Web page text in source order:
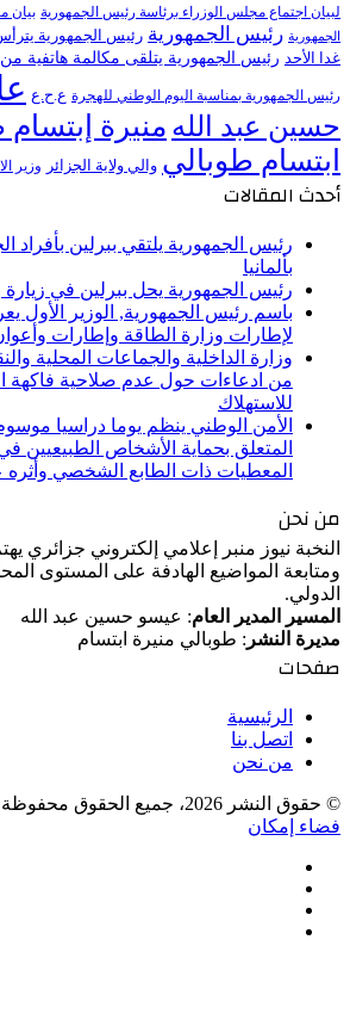
لبيان اجتماع مجلس الوزراء برئاسة رئيس الجمهورية بيان
الجمهورية رئيس الجمهورية رئيس الجمهورية
غدا الأحد رئيس الجمهورية يتلقى مكالمة هاتفية
رئيس الجمهورية بمناسبة اليوم الوطني للهجرة ع.ح.ع
حسين عبد الله منيرة
ابتسام طوبالي والي ولاية الجزائر وزير
أحدث المقالات
رئيس الجمهورية يلتقي ببرلين بأفراد
بألمانيا
رئيس الجمهورية يحل ببرلين في زيارة
باسم رئيس الجمهورية, الوزير الأول
لإطارات وزارة الطاقة وإطارات
وزارة الداخلية والجماعات المحلية
من ادعاءات حول عدم صلاحية فاكهة
للاستهلاك
الأمن الوطني ينظم يوما دراسيا
المتعلق بحماية الأشخاص الطبيعيين
المعطيات ذات الطابع الشخصي وأثره
من نحن
النخبة نيوز منبر إعلامي إلكتروني جزائري
ومتابعة المواضيع الهادفة على المستوى
الدولي.
المسير المدير العام: عيسو حسين عبد الله
مديرة النشر : طوبالي منيرة ابتسام
صفحات
الرئيسية
اتصل بنا
من نحن
© حقوق النشر 2026، جميع الحقوق محفوظة |
فضاء إمكان